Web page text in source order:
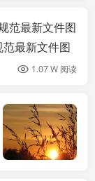
范最新文件图
最新文件图
1.07 W 阅读